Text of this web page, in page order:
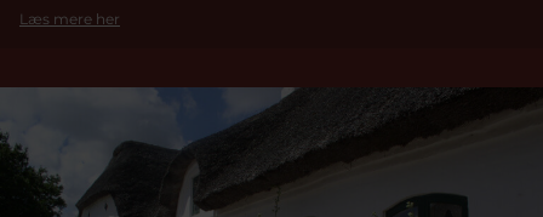
Læs mere her